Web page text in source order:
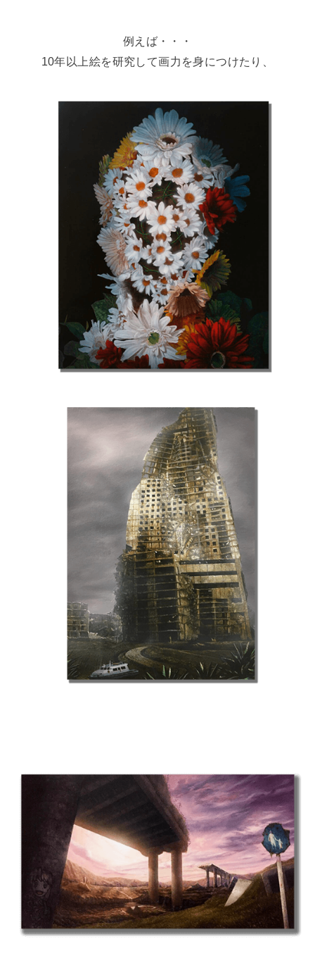
例えば・・・
10年以上絵を研究して画力を身につけたり、